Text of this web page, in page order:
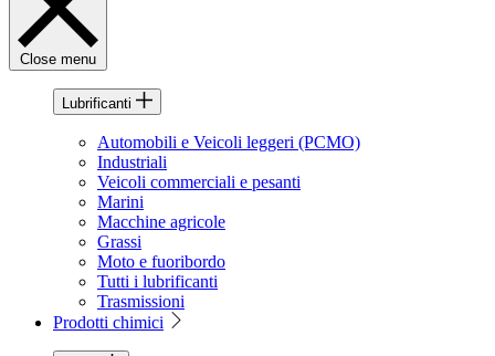
Close menu
Lubrificanti
Automobili e Veicoli leggeri (PCMO)
Industriali
Veicoli commerciali e pesanti
Marini
Macchine agricole
Grassi
Moto e fuoribordo
Tutti i lubrificanti
Trasmissioni
Prodotti chimici